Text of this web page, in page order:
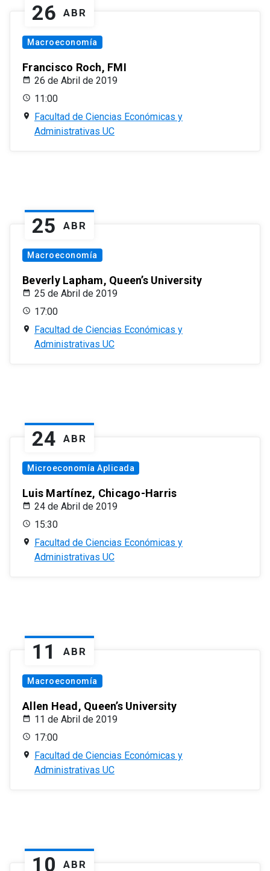
26 ABR
Macroeconomía
Francisco Roch, FMI
26 de Abril de 2019
11:00
Facultad de Ciencias Económicas y
Administrativas UC
25 ABR
Macroeconomía
Beverly Lapham, Queen’s University
25 de Abril de 2019
17:00
Facultad de Ciencias Económicas y
Administrativas UC
24 ABR
Microeconomía Aplicada
Luis Martínez, Chicago-Harris
24 de Abril de 2019
15:30
Facultad de Ciencias Económicas y
Administrativas UC
11 ABR
Macroeconomía
Allen Head, Queen’s University
11 de Abril de 2019
17:00
Facultad de Ciencias Económicas y
Administrativas UC
10 ABR